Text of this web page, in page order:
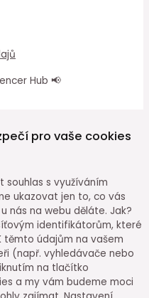
Hub 📢
pro vaše cookies
souhlas s využíváním
ukazovat jen to, co vás
nás na webu děláte. Jak?
identifikátorům, které
těmto údajům na vašem
(např. vyhledávače nebo
na tlačítko
a my vám budeme moci